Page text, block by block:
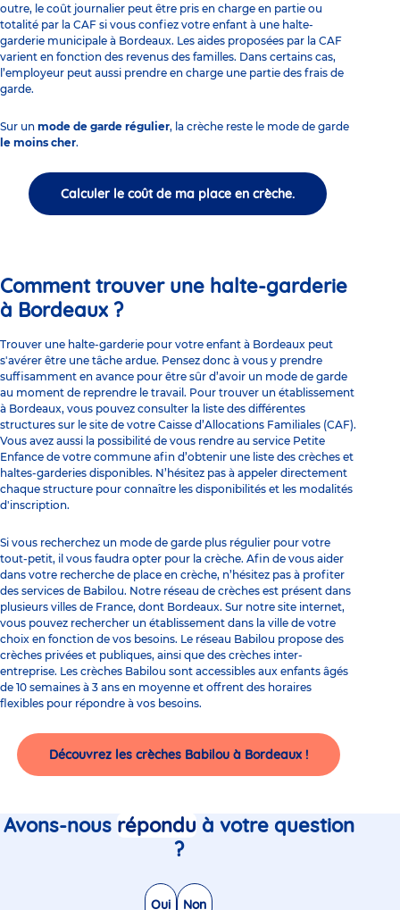
outre, le coût journalier peut être pris en charge en partie ou
totalité par la CAF si vous confiez votre enfant à une halte-
garderie municipale à Bordeaux. Les aides proposées par la CAF
varient en fonction des revenus des familles. Dans certains cas,
l’employeur peut aussi prendre en charge une partie des frais de
garde.
Sur un mode de garde régulier, la crèche reste le mode de garde
le moins cher.
Calculer le coût de ma place en crèche.
Comment trouver une halte-garderie
à Bordeaux ?
Trouver une halte-garderie pour votre enfant à Bordeaux peut
s'avérer être une tâche ardue. Pensez donc à vous y prendre
suffisamment en avance pour être sûr d’avoir un mode de garde
au moment de reprendre le travail. Pour trouver un établissement
à Bordeaux, vous pouvez consulter la liste des différentes
structures sur le site de votre Caisse d’Allocations Familiales (CAF).
Vous avez aussi la possibilité de vous rendre au service Petite
Enfance de votre commune afin d’obtenir une liste des crèches et
haltes-garderies disponibles. N’hésitez pas à appeler directement
chaque structure pour connaître les disponibilités et les modalités
d'inscription.
Si vous recherchez un mode de garde plus régulier pour votre
tout-petit, il vous faudra opter pour la crèche. Afin de vous aider
dans votre recherche de place en crèche, n’hésitez pas à profiter
des services de Babilou. Notre réseau de crèches est présent dans
plusieurs villes de France, dont Bordeaux. Sur notre site internet,
vous pouvez rechercher un établissement dans la ville de votre
choix en fonction de vos besoins. Le réseau Babilou propose des
crèches privées et publiques, ainsi que des crèches inter-
entreprise. Les crèches Babilou sont accessibles aux enfants âgés
de 10 semaines à 3 ans en moyenne et offrent des horaires
flexibles pour répondre à vos besoins.
Découvrez les crèches Babilou à Bordeaux !
Avons-nous réponduà votre question
?
Non
Oui